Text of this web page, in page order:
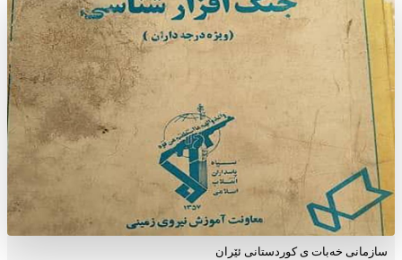
سازمانی خەبات ی كوردستانی ئێران